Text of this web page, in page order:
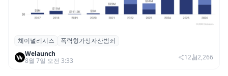
체이널리시스 “가상자산 보유자 대상 폭력
범죄 증가…상반기 탈취액 3000만 달러 돌파
체이널리시스
폭력형가상자산범죄
Welaunch
8월 7일 오전 3:33
12 2,266